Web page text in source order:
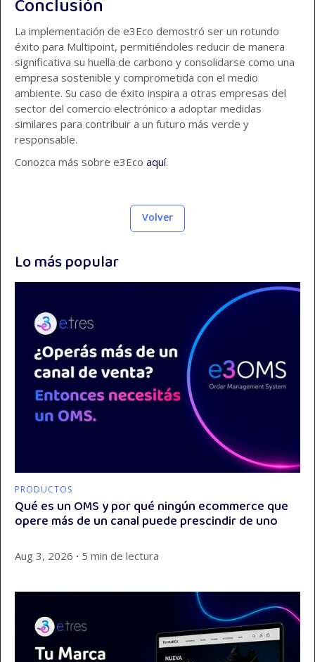
Conclusión
La implementación de e3Eco demostró ser un rotundo
éxito para Multipoint, permitiéndoles reducir de manera
significativa su huella de carbono y consolidarse como una
empresa sostenible y comprometida con el medio
ambiente. Su caso de éxito inspira a otras empresas del
sector del comercio electrónico a adoptar medidas
similares para contribuir a un futuro más verde y
responsable.
Conozca más sobre e3Eco aquí.
Volver
Lo más popular
PRODUCTOS
Qué es un OMS y por qué ningún ecommerce que
opere más de un canal puede prescindir de uno
Aug 3, 2026 ∙ 5 min de lectura